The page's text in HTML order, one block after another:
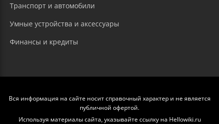
Транспорт и автомобили
Умные устройства и аксессуары
Финансы и кредиты
Вся информация на сайте носит справочный характер и не является
публичной офертой.
Используя материалы сайта, указывайте ссылку на Hellowiki.ru